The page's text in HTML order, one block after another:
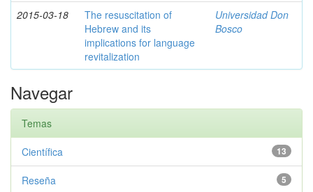
2015-03-18
The resuscitation of
Hebrew and its
implications for language
revitalization
Universidad Don
Bosco
Navegar
Temas
13
Científica
5
Reseña